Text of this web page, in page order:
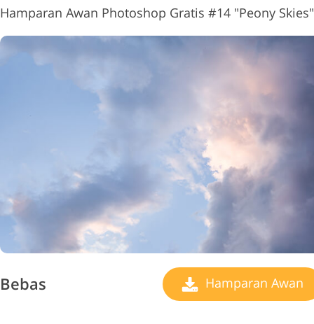
Hamparan Awan Photoshop Gratis #14 "Peony Skies"
Bebas Hamparan Awan